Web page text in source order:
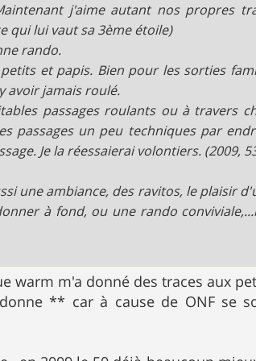
j'aime autant nos propres
qui lui vaut sa 3ème étoile)
rando.
et papis. Bien pour les sorties
avoir jamais roulé.
passages roulants ou à travers
passages un peu techniques par
Je la réessaierai volontiers. (2009,
une ambiance, des ravitos, le plaisir
à fond, ou une rando
warm m'a donné des traces aux
** car à cause de ONF se